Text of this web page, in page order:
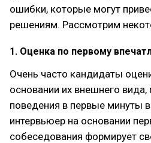
ошибки, которые могут
решениям. Рассмотрим
1. Оценка по первому
Очень часто кандидаты
основании их внешнего
поведения в первые минуты
интервьюер на основании
собеседования формирует